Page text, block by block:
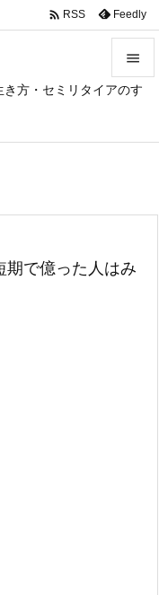
方・セミリタイアのす




 RSS Feedly
期で億った人はみ